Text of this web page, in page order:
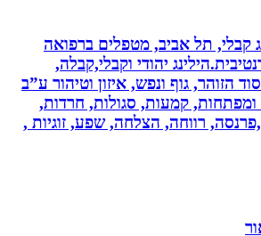
תל אביב, מטפלים ברפואה
יהודי וקבלי,קבלה,
גוף ונפש, איזון וטיהור ע”ב
קמעות, סגולות, חרדות,
רווחה, הצלחה, שפע, זוגיות ,